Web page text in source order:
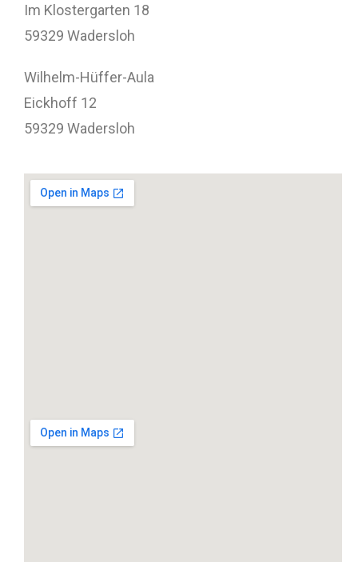
Im Klostergarten 18
59329 Wadersloh
Wilhelm-Hüffer-Aula
Eickhoff 12
59329 Wadersloh